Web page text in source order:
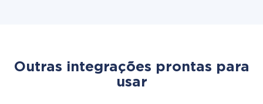
Outras integrações prontas para
usar